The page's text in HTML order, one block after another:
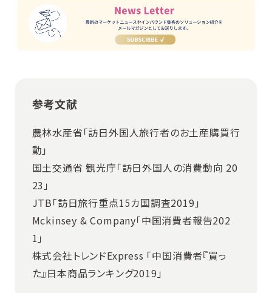
参考文献
農林水産省「訪日外国人旅行者のお土産購買行
動」
国土交通省 観光庁「訪日外国人の消費動向 20
23」
JTB「訪日旅行重点15カ国調査2019」
Mckinsey & Company「中国消費者報告202
1」
株式会社トレンドExpress 「中国消費者『買っ
た』日本商品ランキング2019」